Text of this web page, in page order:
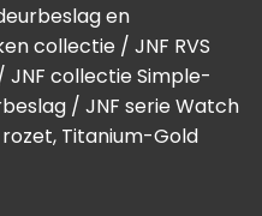
en
collectie/ JNF RVS
JNF collectie Simple-
/ JNF serie Watch
Titanium-Gold